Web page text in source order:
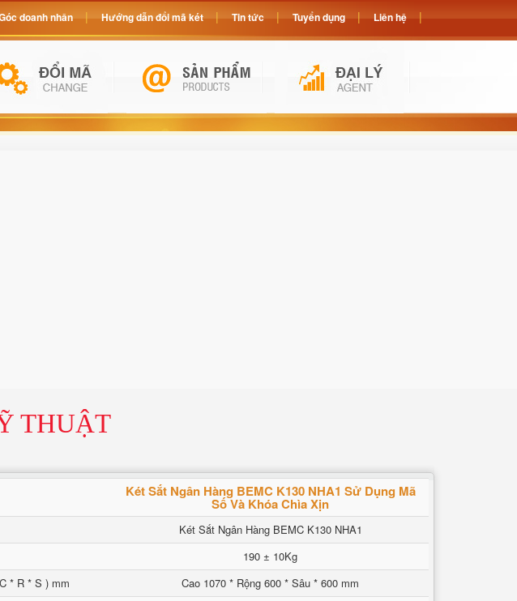
THUẬT
Két Sắt Ngân Hàng BEMC K130 NHA1 Sử Dụng Mã
Số Và Khóa Chìa Xịn
Két Sắt Ngân Hàng BEMC K130 NHA1
190 ± 10Kg
* R * S ) mm
Cao 1070 * Rộng 600 * Sâu * 600 mm
doanh nhân Hướng dẫn đổi mã két Tin tức Tuyển dụng Liên hệ